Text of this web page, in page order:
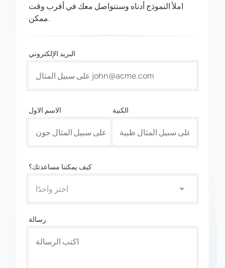
املأ النموذج أدناه وسنتواصل معك في أقرب وقت
ممكن.
البريد الإلكتروني
الاسم الاول الكنية
كيف يمكننا مساعدتك؟
اختر واحدًا
رسالة